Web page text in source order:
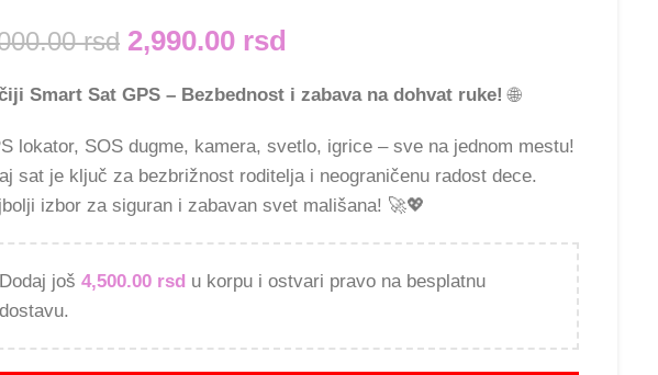
rsd 2,990.00 rsd
Smart Sat GPS – Bezbednost i zabava na dohvat ruke! 🌐
lokator, SOS dugme, kamera, svetlo, igrice – sve na jednom mestu!
sat je ključ za bezbrižnost roditelja i neograničenu radost dece.
izbor za siguran i zabavan svet mališana! 🚀💖
Dodaj još 4,500.00 rsd u korpu i ostvari pravo na besplatnu
dostavu.